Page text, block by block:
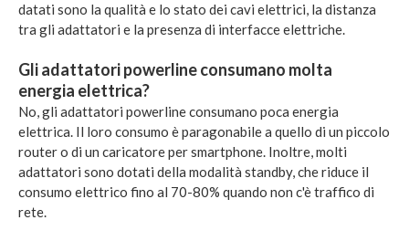
datati sono la qualità e lo stato dei cavi elettrici, la distanza
tra gli adattatori e la presenza di interfacce elettriche.
Gli adattatori powerline consumano molta
energia elettrica?
No, gli adattatori powerline consumano poca energia
elettrica. Il loro consumo è paragonabile a quello di un piccolo
router o di un caricatore per smartphone. Inoltre, molti
adattatori sono dotati della modalità standby, che riduce il
consumo elettrico fino al 70-80% quando non c'è traffico di
rete.